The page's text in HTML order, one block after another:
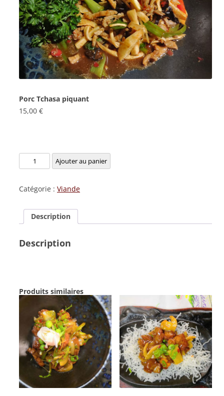
Porc Tchasa piquant
15,00 €
quantité
de
Tchasa
Ajouter au panier
Catégorie : Viande
Description
Description
Produits similaires